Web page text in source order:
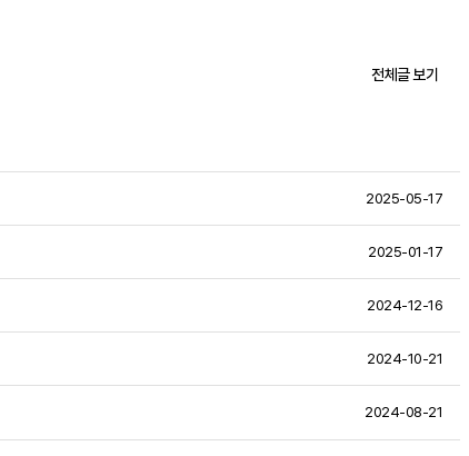
전체글 보기
2025-05-17
2025-01-17
2024-12-16
2024-10-21
2024-08-21